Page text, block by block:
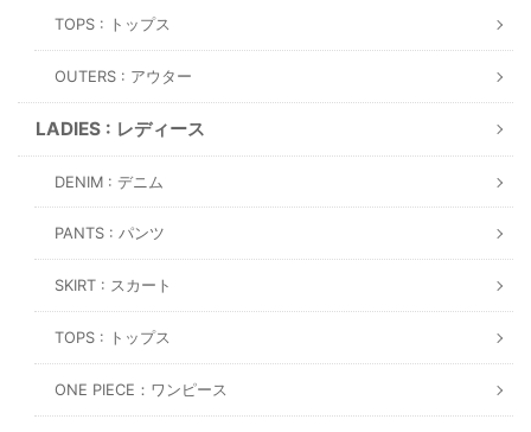
TOPS : トップス
OUTERS : アウター
LADIES : レディース
DENIM : デニム
PANTS : パンツ
SKIRT : スカート
TOPS : トップス
ONE PIECE：ワンピース